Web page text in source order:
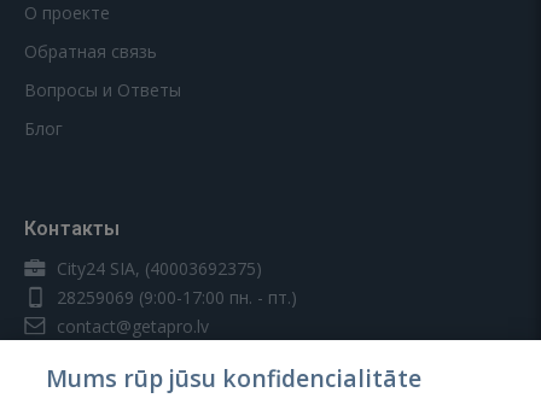
О проекте
Обратная связь
Вопросы и Ответы
Блог
Контакты
City24 SIA, (40003692375)
28259069 (9:00-17:00 пн. - пт.)
contact@getapro.lv
Mums rūp jūsu konfidencialitāte